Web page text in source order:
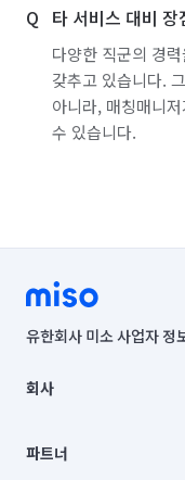
타 서비스 대비
다양한 직군의 경
갖추고 있습니다.
아니라, 매칭매니
수 있습니다.
유한회사 미소 사업자 정
00019 |
주소 | 본사: 서울특별시
컨택센터 : 서울특별시 종
회사
채용
파트너